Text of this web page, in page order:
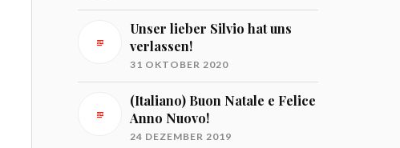
Unser lieber Silvio hat uns
verlassen!
31 OKTOBER 2020
(Italiano) Buon Natale e Felice
Anno Nuovo!
24 DEZEMBER 2019